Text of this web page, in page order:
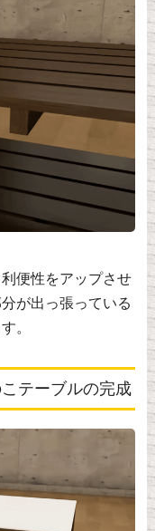
便性をアップさせ
が出っ張っている
。
テーブルの完成